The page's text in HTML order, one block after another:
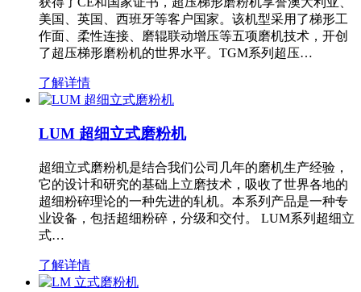
美国、英国、西班牙等客户国家。该机型采用了梯形工
作面、柔性连接、磨辊联动增压等五项磨机技术，开创
了超压梯形磨粉机的世界水平。TGM系列超压…
了解详情
LUM 超细立式磨粉机
超细立式磨粉机是结合我们公司几年的磨机生产经验，
它的设计和研究的基础上立磨技术，吸收了世界各地的
超细粉碎理论的一种先进的轧机。本系列产品是一种专
业设备，包括超细粉碎，分级和交付。 LUM系列超细立
式…
了解详情